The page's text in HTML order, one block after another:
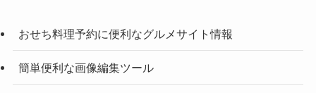
おせち料理予約に便利なグルメサイト情報
簡単便利な画像編集ツール